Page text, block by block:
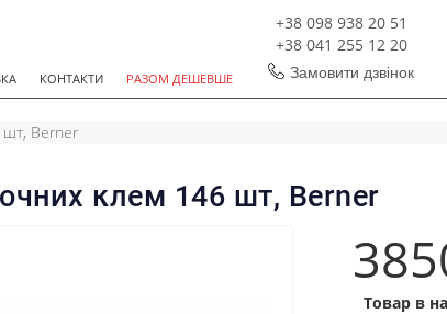
КОНТАКТИ РАЗОМ ДЕШЕВШЕ
+38 098 938 20 51
+38 041 255 12 20
Замовити дзвінок
шт, Berner
клем 146 шт, Berner
Товар в